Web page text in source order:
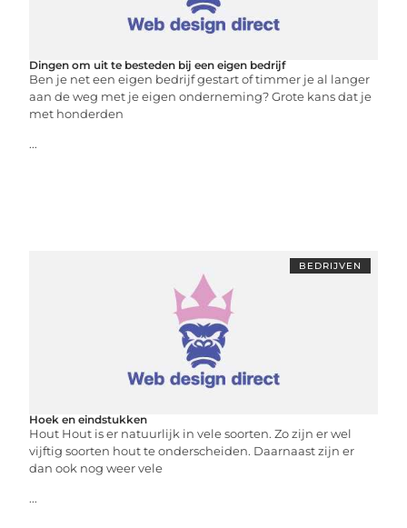
Dingen om uit te besteden bij een eigen bedrijf
Ben je net een eigen bedrijf gestart of timmer je al langer
aan de weg met je eigen onderneming? Grote kans dat je
met honderden
...
BEDRIJVEN
Hoek en eindstukken
Hout Hout is er natuurlijk in vele soorten. Zo zijn er wel
vijftig soorten hout te onderscheiden. Daarnaast zijn er
dan ook nog weer vele
...